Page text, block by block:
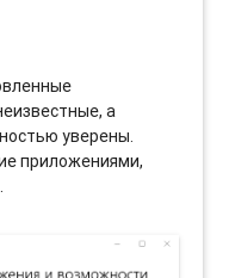
а
уверены.
приложениями,
.